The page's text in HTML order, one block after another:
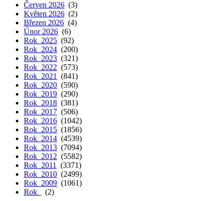
Červen 2026 (3)
Květen 2026 (2)
Březen 2026 (4)
Únor 2026 (6)
Rok 2025 (92)
Rok 2024 (200)
Rok 2023 (321)
Rok 2022 (573)
Rok 2021
(841)
Rok 2020 (590)
Rok 2019 (290)
Rok 2018 (381)
Rok 2017 (506)
Rok 2016 (1042)
Rok 2015 (1856)
Rok 2014 (4539)
Rok 2013 (7094)
Rok 2012 (5582)
Rok 2011
(3371)
Rok 2010 (2499)
Rok 2009 (1061)
Rok
(2)